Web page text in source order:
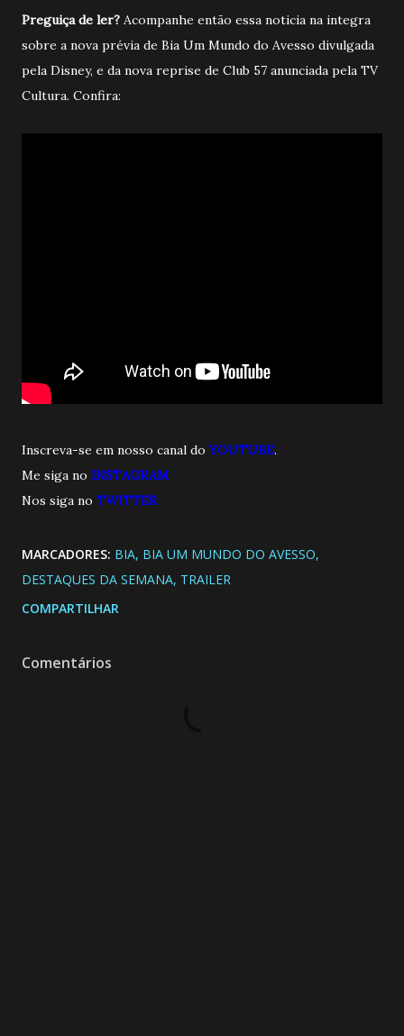
Preguiça de ler? Acompanhe então essa noticia na integra
sobre a nova prévia de Bia Um Mundo do Avesso divulgada
pela Disney, e da nova reprise de Club 57 anunciada pela TV
Cultura. Confira:
Inscreva-se em nosso canal do YOUTUBE.
Me siga no INSTAGRAM
Nos siga no TWITTER
MARCADORES: BIA BIA UM MUNDO DO AVESSO
DESTAQUES DA SEMANA TRAILER
COMPARTILHAR
Comentários